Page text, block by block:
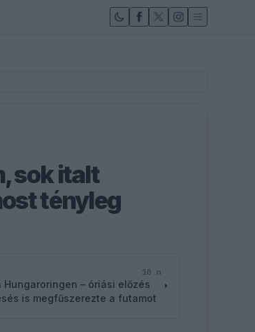
sok italt
tényleg
10 n
Hungaroringen – óriási előzés
is megfűszerezte a futamot